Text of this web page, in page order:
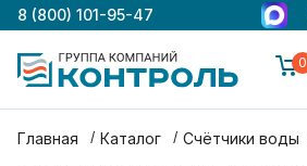
8 (800) 101-95-47
0
Главная Каталог Счётчики воды